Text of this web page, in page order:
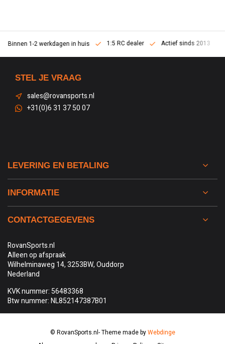
Binnen 1-2 werkdagen in huis 1:5 RC dealer Actief sinds 2013
STEL JE VRAAG
sales@rovansports.nl
+31(0)6 31 37 50 07
LEVERING EN BETALING
INFORMATIE
CONTACTGEGEVENS
RovanSports.nl
Alleen op afspraak
Wilhelminaweg 14, 3253BW, Ouddorp
Nederland
KVK nummer: 56483368
Btw nummer: NL852147387B01
© RovanSports.nl- Theme made byWebdinge